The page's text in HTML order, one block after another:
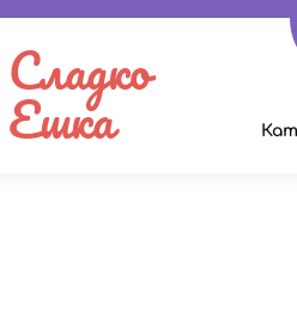
Сладко
Ешка